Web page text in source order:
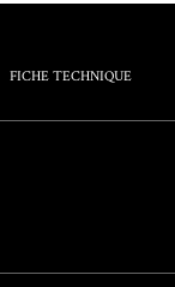
FICHE TECHNIQUE